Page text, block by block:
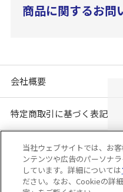
商品に関するお問
会社概要
特定商取引に基づく表記
個人情報保護方針
「ユニ・チャーム ダイレクトショッ
ます。※当店に掲載されているコンテ
当社ウェブサイトでは、お
ンテンツや広告のパーソナ
しています。詳細については
ださい。なお、Cookieの詳